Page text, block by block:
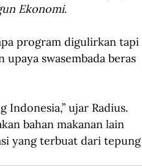
Ekonomi.
program digulirkan tapi
swasembada beras
Indonesia,” ujar Radius.
bahan makanan lain
yang terbuat dari tepung